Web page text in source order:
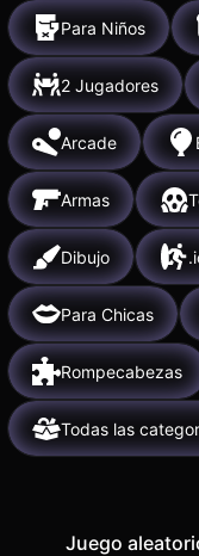
Para Niños
2 Jugadores
Arcade
Armas
Dibujo
Para Chicas
Rompecabezas
Todas las
Juego